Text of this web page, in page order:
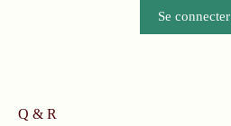
Se connecter
Q & R